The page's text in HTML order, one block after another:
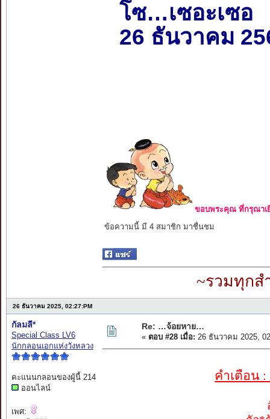
โซ…เซอะเซอ
26 ธันวาคม
ขอบพระคุณ ที่กรุณาเ
ข้อความนี้ มี 4 สมาชิก มาชื่นชม
~รวมทุกส
26 ธันวาคม 2025, 02:27:PM
กัลมลี*
Special Class LV6
นักกลอนเอกแห่งวังหลวง
คะแนนกลอนของผู้นี้ 214
ออนไลน์
เพศ:
Re: …จ้อยหาย…
« ตอบ #28 เมื่อ: 26 ธันวาคม 2025,
คำเตือน